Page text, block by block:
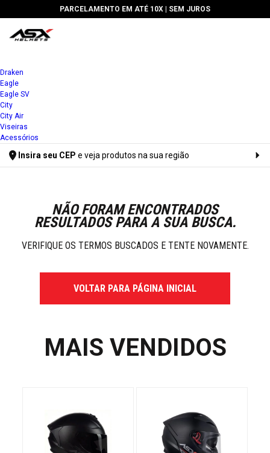
PARCELAMENTO EM ATÉ 10X | SEM JUROS
Draken
Eagle
Eagle SV
City
City Air
Viseiras
Acessórios
Insira seu CEP e veja produtos na sua região
NÃO FORAM ENCONTRADOS
RESULTADOS PARA A SUA BUSCA.
VERIFIQUE OS TERMOS BUSCADOS E TENTE NOVAMENTE.
VOLTAR PARA PÁGINA INICIAL
MAIS VENDIDOS